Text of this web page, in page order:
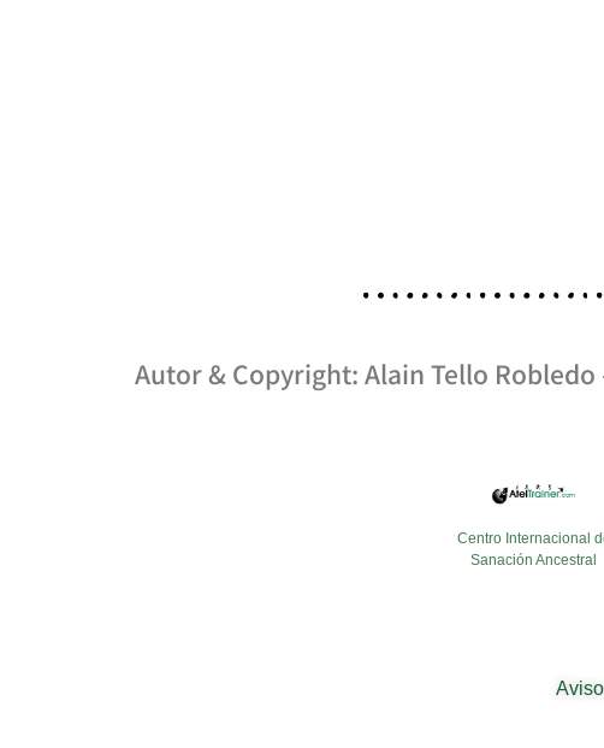
Autor & Copyright: Alain Tello Robledo
Centro Internacional
Sanación Ancestral